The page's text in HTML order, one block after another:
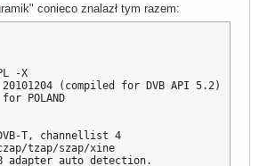
conieco znalazł tym razem:
-X
(compiled for DVB API 5.2)
POLAND
T, channellist 4
tzap/szap/xine
adapter auto detection.